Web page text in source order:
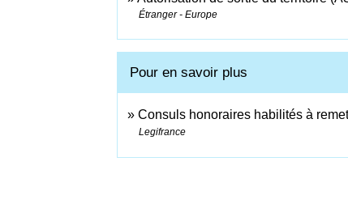
Étranger - Europe
Pour en savoir plus
Consuls honoraires habilités à
Legifrance